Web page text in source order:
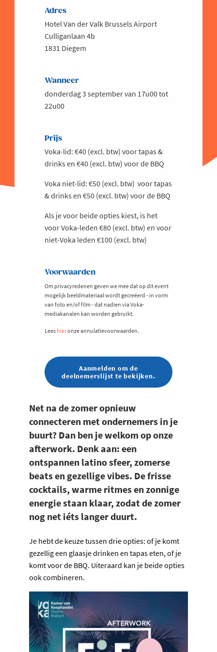
Net na de zomer opnieuw
connecteren met ondernemers in je
buurt? Dan ben je welkom op onze
afterwork. Denk aan: een
ontspannen latino sfeer, zomerse
beats en gezellige vibes. De frisse
cocktails, warme ritmes en zonnige
energie staan klaar, zodat de zomer
nog net iéts langer duurt.
Je hebt de keuze tussen drie opties: of je komt
gezellig een glaasje drinken en tapas eten, of je
komt voor de BBQ. Uiteraard kan je beide opties
ook combineren.
Adres
Hotel Van der Valk Brussels Airport
Culliganlaan 4b
1831 Diegem
Wanneer
donderdag 3 september van 17u00 tot
22u00
Prijs
Voka-lid: €40 (excl. btw) voor tapas &
drinks en €40 (excl. btw) voor de BBQ
Voka niet-lid: €50 (excl. btw) voor tapas
& drinks en €50 (excl. btw) voor de BBQ
Als je voor beide opties kiest, is het
voor Voka-leden €80 (excl. btw) en voor
niet-Voka leden €100 (excl. btw)
Voorwaarden
Om privacyredenen geven we mee dat op dit event
mogelijk beeldmateriaal wordt gecreëerd - in vorm
van foto en/of film - dat nadien via Voka-
mediakanalen kan worden gebruikt.
Lees hieronze annulatievoorwaarden.
Aanmelden om de
deelnemerslijst te bekijken.